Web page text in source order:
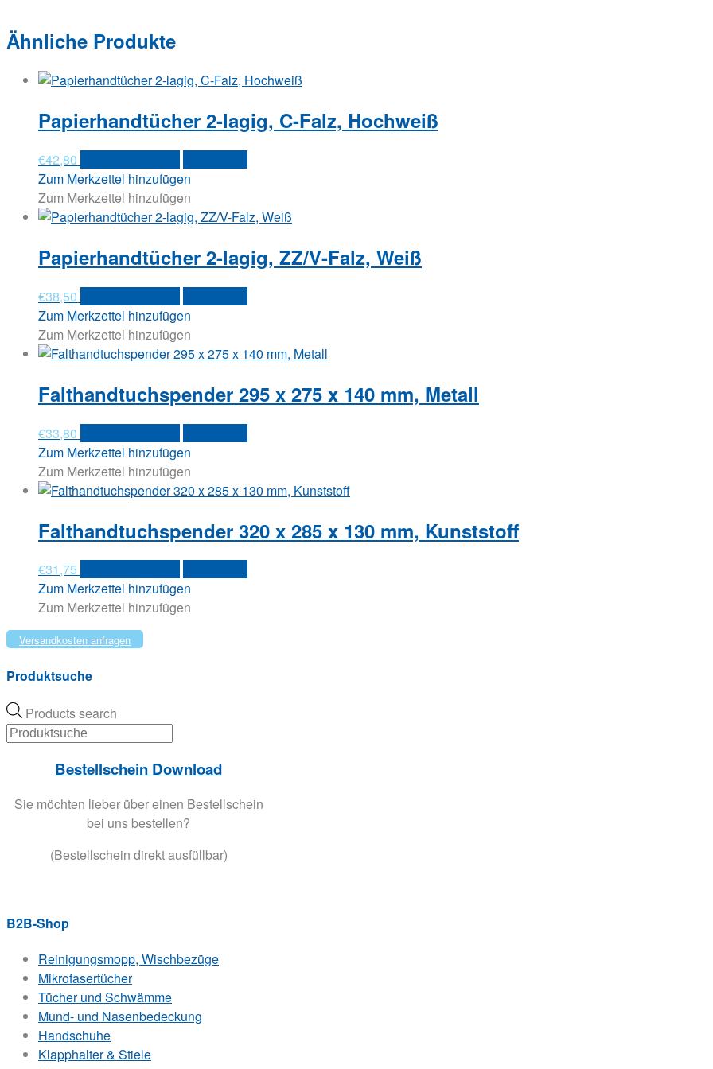
Ähnliche Produkte
Papierhandtücher 2-lagig, C-Falz, Hochweiß
€42,80
Zum Merkzettel hinzufügen
Zum Merkzettel hinzufügen
Papierhandtücher 2-lagig, ZZ/V-Falz, Weiß
€38,50
Zum Merkzettel hinzufügen
Zum Merkzettel hinzufügen
Falthandtuchspender 295 x 275 x 140 mm, Metall
€33,80
Zum Merkzettel hinzufügen
Zum Merkzettel hinzufügen
Falthandtuchspender 320 x 285 x 130 mm, Kunststoff
€31,75
Zum Merkzettel hinzufügen
Zum Merkzettel hinzufügen
Versandkosten anfragen
Produktsuche
Products search
Bestellschein Download
Sie möchten lieber über einen Bestellschein
bei uns bestellen?
(Bestellschein direkt ausfüllbar)
B2B-Shop
Reinigungsmopp, Wischbezüge
Mikrofasertücher
Tücher und Schwämme
Mund- und Nasenbedeckung
Handschuhe
Klapphalter & Stiele